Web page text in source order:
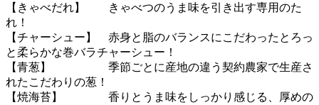
【きゃべだれ】 きゃべつのうま味を引き出す専用のた
れ！
【チャーシュー】 赤身と脂のバランスにこだわったとろっ
と柔らかな巻バラチャーシュー！
【青葱】 季節ごとに産地の違う契約農家で生産さ
れたこだわりの葱！
【焼海苔】 香りとうま味をしっかり感じる、厚めの